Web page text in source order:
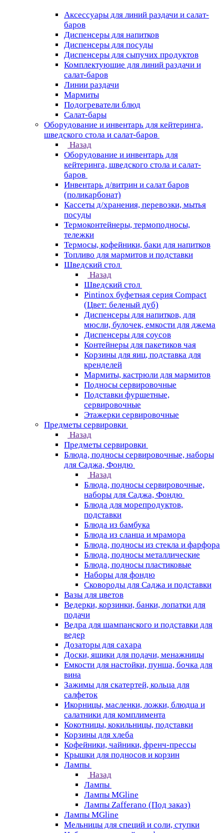
Аксессуары для линий раздачи и салат-
баров
Диспенсеры для напитков
Диспенсеры для посуды
Диспенсеры для сыпучих продуктов
Комплектующие для линий раздачи и
салат-баров
Линии раздачи
Мармиты
Подогреватели блюд
Салат-бары
Оборудование и инвентарь для кейтеринга,
шведского стола и салат-баров
Назад
Оборудование и инвентарь для
кейтеринга, шведского стола и салат-
баров
Инвентарь д/витрин и салат баров
(поликарбонат)
Кассеты д/хранения, перевозки, мытья
посуды
Термоконтейнеры, термоподносы,
тележки
Термосы, кофейники, баки для напитков
Топливо для мармитов и подставки
Шведский стол
Назад
Шведский стол
Pintinox буфетная серия Compact
(Цвет: беленый дуб)
Диспенсеры для напитков, для
мюсли, булочек, емкости для джема
Диспенсеры для соусов
Контейнеры для пакетиков чая
Корзины для яиц, подставка для
кренделей
Мармиты, кастрюли для мармитов
Подносы сервировочные
Подставки фуршетные,
сервировочные
Этажерки сервировочные
Предметы сервировки
Назад
Предметы сервировки
Блюда, подносы сервировочные, наборы
для Саджа, Фондю
Назад
Блюда, подносы сервировочные,
наборы для Саджа, Фондю
Блюда для морепродуктов,
подставки
Блюда из бамбука
Блюда из сланца и мрамора
Блюда, подносы из стекла и фарфора
Блюда, подносы металлические
Блюда, подносы пластиковые
Наборы для фондю
Сковороды для Саджа и подставки
Вазы для цветов
Ведерки, корзинки, банки, лопатки для
подачи
Ведра для шампанского и подставки для
ведер
Дозаторы для сахара
Доски, ящики для подачи, менажницы
Емкости для настойки, пунша, бочка для
вина
Зажимы для скатертей, кольца для
салфеток
Икорницы, масленки, ложки, блюдца и
салатники для комплимента
Кокотницы, кокильницы, подставки
Корзины для хлеба
Кофейники, чайники, френч-прессы
Крышки для подносов и корзин
Лампы
Назад
Лампы
Лампы MGline
Лампы Zafferano (Под заказ)
Лампы MGline
Мельницы для специй и соли, ступки